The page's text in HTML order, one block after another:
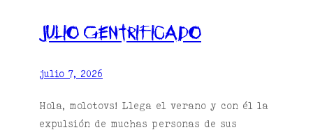
julio gentrificado
julio 7, 2026
Hola, molotovs! Llega el verano y con él la
expulsión de muchas personas de sus